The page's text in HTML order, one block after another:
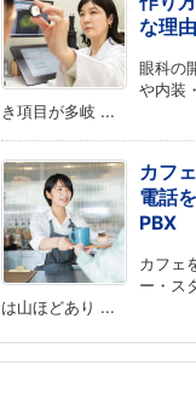
な理由
眼科の
や内装
き項目が多岐 ...
カフ
電話
PBX
カフェ
ー・ス
は山ほどあり ...